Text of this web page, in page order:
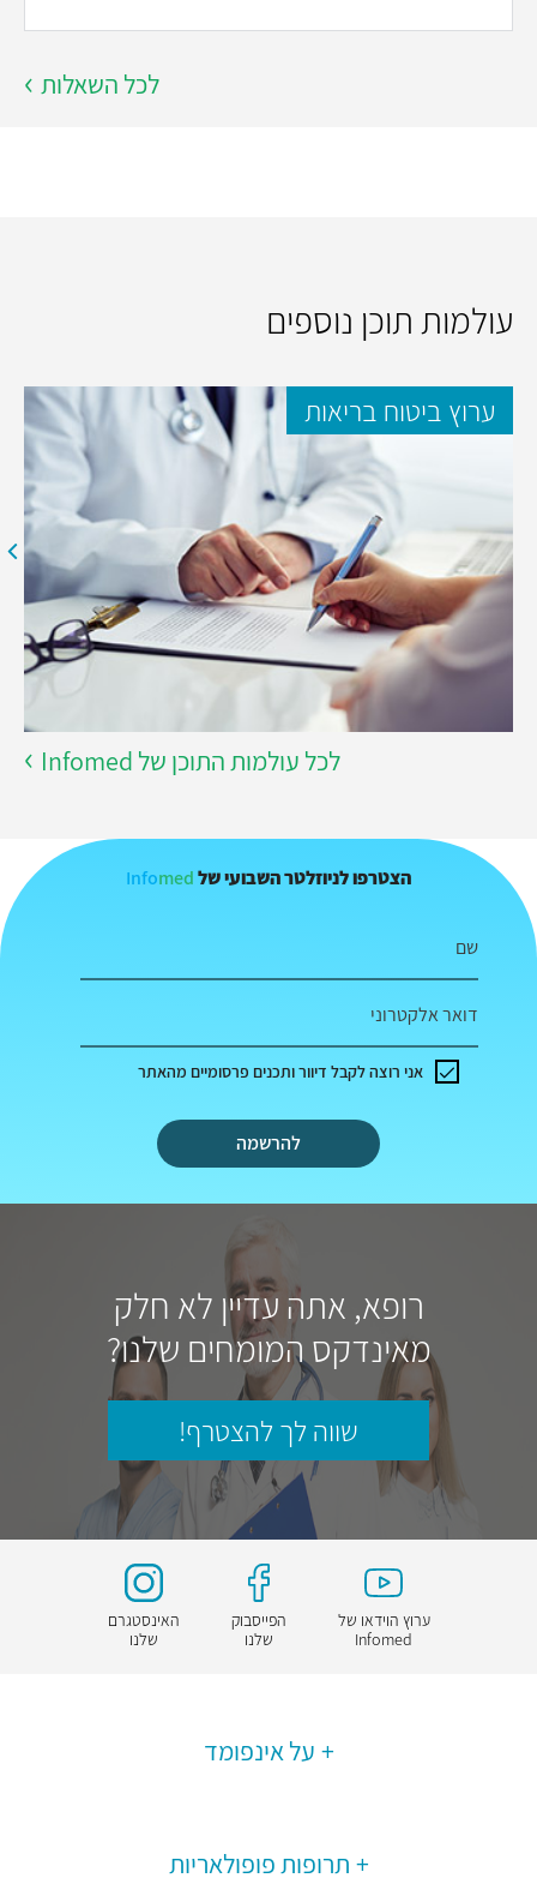
לכל השאלות
עולמות תוכן נוספים
ערוץ ביטוח בריאות
לכל עולמות התוכן של Infomed
הצטרפו לניוזלטר השבועי של Infomed
שם
דואר אלקטרוני
להרשמה
אני רוצה לקבל דיוור ותכנים פרסומיים מהאתר
רופא, אתה עדיין לא חלק
מאינדקס המומחים שלנו?
שווה לך להצטרף!
ערוץ הוידאו של
Infomed
הפייסבוק
שלנו
האינסטגרם
שלנו
על אינפומד
תרופות פופולאריות